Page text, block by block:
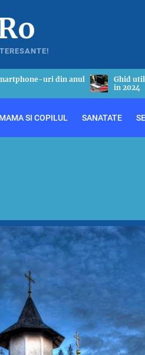
util pentru a alege cel mai potrivit
MAMA SI COPILUL SANATATE